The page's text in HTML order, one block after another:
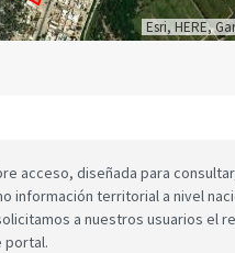
Esri, HERE,
acceso, diseñada para
territorial a nivel
a nuestros usuarios el
portal.